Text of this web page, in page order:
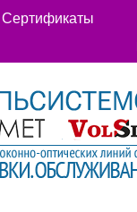
Сертификаты